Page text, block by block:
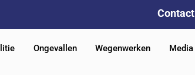
Contact
Ongevallen Wegenwerken Media